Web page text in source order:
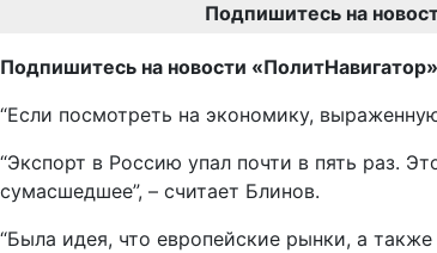
Подпишитесь на
Подпишитесь на новости
“Если посмотреть на экономику,
“Экспорт в Россию упал почти в пять раз.
сумасшедшее”, – считает Блинов.
“Была идея, что европейские рынки, а